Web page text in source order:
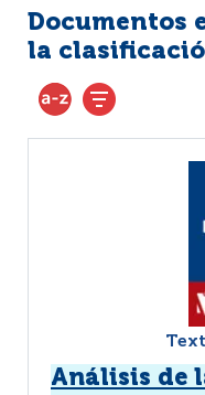
Documentos
la
Análisis de